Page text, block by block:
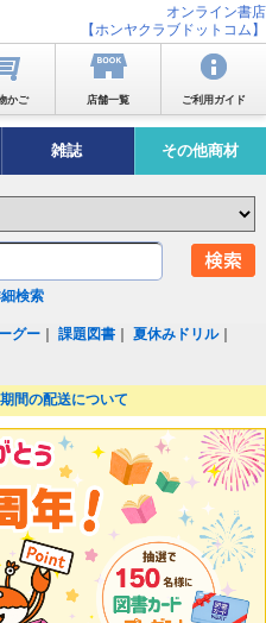
オンライン書店
【ホンヤクラブドットコム】
かご 店舗一覧 ご利用ガイド
雑誌 その他商材
検索
グー ｜課題図書 ｜夏休みドリル｜
間の配送について